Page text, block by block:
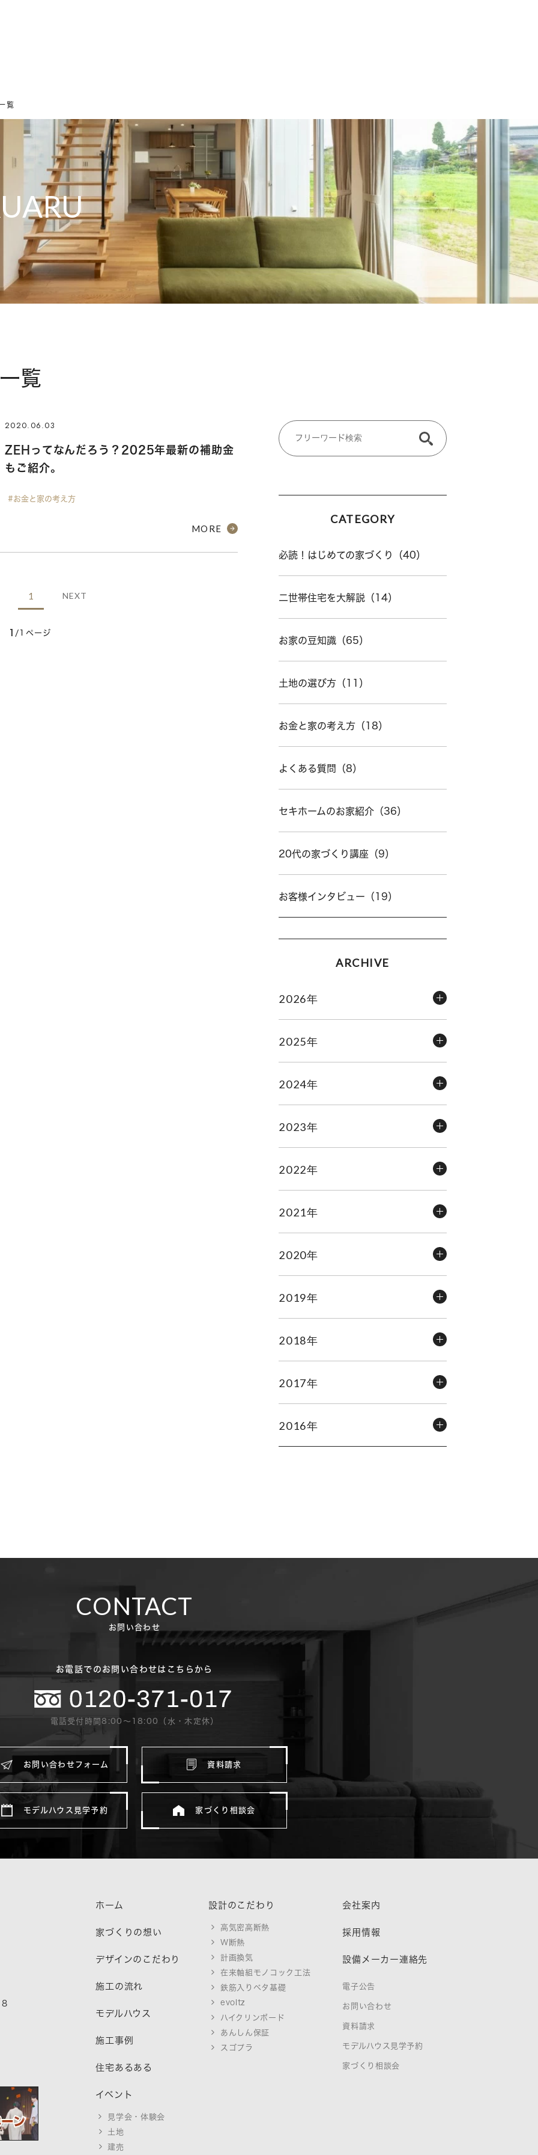
覧
覧
2020.06.03
ZEHってなんだろう？2025年最新の補助金
もご紹介。
#お金と家の考え方
MORE
1 NEXT
1 /1ページ
CATEGORY
必読！はじめての家づくり（40）
二世帯住宅を大解説（14）
お家の豆知識（65）
土地の選び方（11）
お金と家の考え方（18）
よくある質問（8）
セキホームのお家紹介（36）
20代の家づくり講座（9）
お客様インタビュー（19）
ARCHIVE
2026年
2025年
2024年
2023年
2022年
2021年
2020年
2019年
2018年
2017年
2016年
CONTACT
お問い合わせ
お電話でのお問い合わせはこちらから
電話受付時間8:00〜18:00（水・木定休）
お問い合わせフォーム 資料請求
モデルハウス見学予約 家づくり相談会
ホーム
家づくりの想い
デザインのこだわり
施工の流れ
モデルハウス
施工事例
住宅あるある
イベント
見学会・体験会
土地
建売
設計のこだわり
高気密高断熱
W断熱
計画換気
在来軸組モノコック工法
鉄筋入りベタ基礎
evoltz
ハイクリンボード
あんしん保証
スゴプラ
会社案内
採用情報
設備メーカー連絡先
電子公告
お問い合わせ
資料請求
モデルハウス見学予約
家づくり相談会